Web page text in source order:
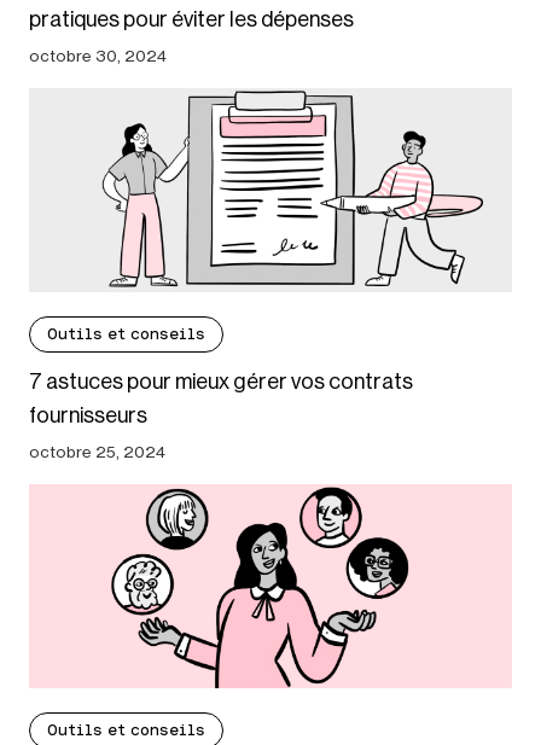
pratiques pour éviter les dépenses
octobre 30, 2024
Outils et conseils
7 astuces pour mieux gérer vos contrats
fournisseurs
octobre 25, 2024
Outils et conseils